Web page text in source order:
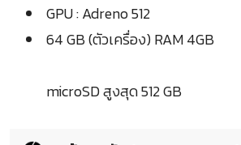
GPU : Adreno 512
64 GB (ตัวเครื่อง) RAM 4GB
microSD สูงสุด 512 GB